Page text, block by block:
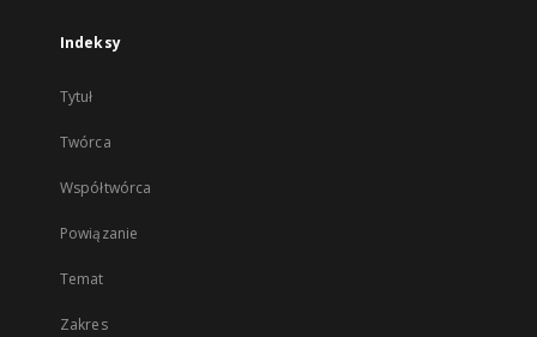
Indeksy
Tytuł
Twórca
Współtwórca
Powiązanie
Temat
Zakres